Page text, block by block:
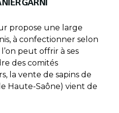
propose une large
à confectionner selon
peut offrir à ses
des comités
la vente de sapins de
Haute-Saône) vient de